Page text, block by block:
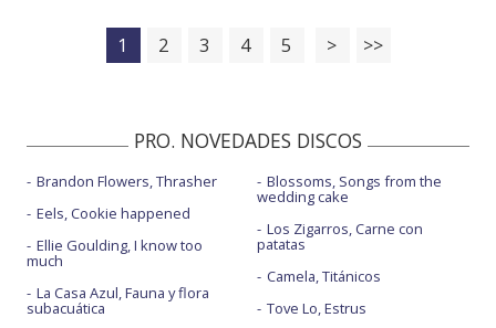
1 2 3 4 5 > >>
PRO. NOVEDADES DISCOS
Brandon Flowers, Thrasher
Eels, Cookie happened
Ellie Goulding, I know too
much
La Casa Azul, Fauna y flora
subacuática
Blossoms, Songs from the
wedding cake
Los Zigarros, Carne con
patatas
Camela, Titánicos
Tove Lo, Estrus